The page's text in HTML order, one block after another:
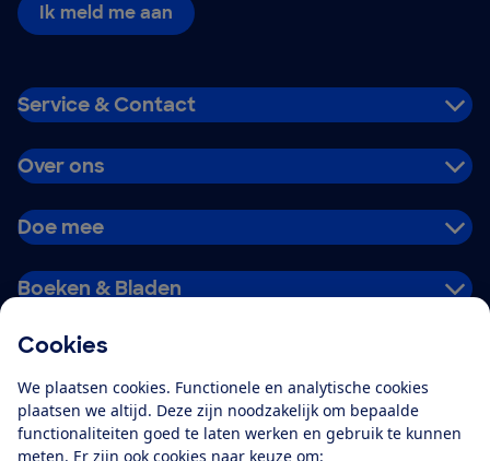
Cookies
We plaatsen cookies. Functionele en analytische cookies
plaatsen we altijd. Deze zijn noodzakelijk om bepaalde
functionaliteiten goed te laten werken en gebruik te kunnen
meten. Er zijn ook cookies naar keuze om:
Ik meld me aan
Service & Contact
Over ons
Doe mee
Boeken & Bladen